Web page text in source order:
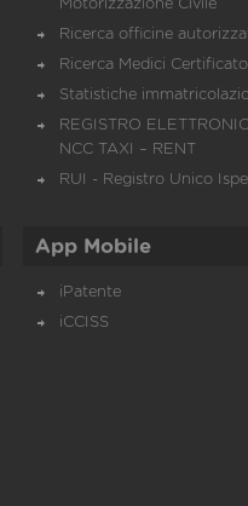
Motorizzazione Civile
Ricerca officine
Ricerca Medici
Statistiche
REGISTRO
NCC TAXI – RENT
RUI - Registro Unico
App Mobile
iPatente
iCCISS